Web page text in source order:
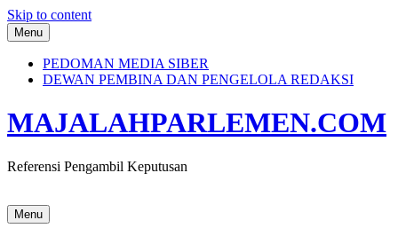
Skip to content
Menu
PEDOMAN MEDIA SIBER
DEWAN PEMBINA DAN PENGELOLA REDAKSI
MAJALAHPARLEMEN.COM
Referensi Pengambil Keputusan
Menu